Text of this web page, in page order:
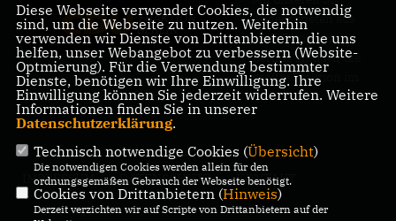
Abgeordneten aus
allen Bezirken
Berlins sind wir die
größte Fraktion im
Berliner Abgeordnetenhaus.
IMPRESSUM DATENSCHUTZ KONTAKT
Diese Webseite verwendet Cookies, die notwendig
sind, um die Webseite zu nutzen. Weiterhin
verwenden wir Dienste von Drittanbietern, die uns
helfen, unser Webangebot zu verbessern (Website-
Optmierung). Für die Verwendung bestimmter
Dienste, benötigen wir Ihre Einwilligung. Ihre
Einwilligung können Sie jederzeit widerrufen. Weitere
Informationen finden Sie in unserer
Datenschutzerklärung.
Technisch notwendige Cookies (Übersicht)
Die notwendigen Cookies werden allein für den
ordnungsgemäßen Gebrauch der Webseite benötigt.
Cookies von Drittanbietern (Hinweis)
Derzeit verzichten wir auf Scripte von Drittanbietern auf der